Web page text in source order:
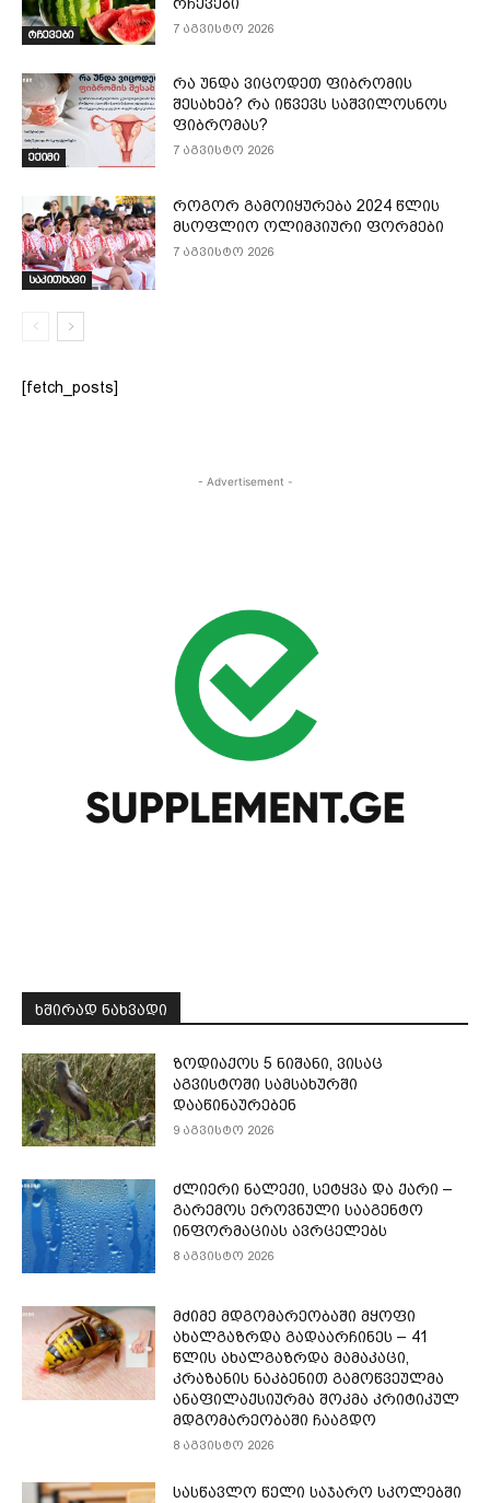
რჩევები 7 აგვისტო 2026
ექიმი
რა უნდა ვიცოდეთ ფიბრომის
შესახებ? რა იწვევს საშვილოსნოს
ფიბრომას?
7 აგვისტო 2026
საკითხავი
როგორ გამოიყურება 2024 წლის
მსოფლიო ოლიმპიური ფორმები
7 აგვისტო 2026
[fetch_posts]
- Advertisement -
ᲮᲨᲘᲠᲐᲓ ᲜᲐᲮᲕᲐᲓᲘ
ზოდიაქოს 5 ნიშანი, ვისაც
აგვისტოში სამსახურში
დააწინაურებენ
9 აგვისტო 2026
ძლიერი ნალექი, სეტყვა და ქარი –
გარემოს ეროვნული სააგენტო
ინფორმაციას ავრცელებს
8 აგვისტო 2026
მძიმე მდგომარეობაში მყოფი
ახალგაზრდა გადაარჩინეს – 41
წლის ახალგაზრდა მამაკაცი,
კრაზანის ნაკბენით გამოწვეულმა
ანაფილაქსიურმა შოკმა კრიტიკულ
მდგომარეობაში ჩააგდო
8 აგვისტო 2026
სასწავლო წელი საჯარო სკოლებში